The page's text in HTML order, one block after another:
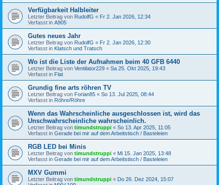
Verfügbarkeit Halbleiter
Letzter Beitrag von RudolfG « Fr 2. Jan 2026, 12:34
Verfasst in A905
Gutes neues Jahr
Letzter Beitrag von RudolfG « Fr 2. Jan 2026, 12:30
Verfasst in Klatsch und Tratsch
Wo ist die Liste der Aufnahmen beim 40 GFB 6440
Letzter Beitrag von Ventilator229 « Sa 25. Okt 2025, 19:43
Verfasst in Flat
Grundig fine arts röhren TV
Letzter Beitrag von Forian85 « So 13. Jul 2025, 08:44
Verfasst in Röhre/Röhre
Wenn das Wahrscheinliche ausgeschlossen ist, wird das
Unschwahrscheinliche wahrscheinlich.
Letzter Beitrag von timundstruppi « So 13. Apr 2025, 11:05
Verfasst in Gerade bei mir auf dem Arbeitstisch / Basteleien
RGB LED bei Minis
Letzter Beitrag von timundstruppi « Mi 15. Jan 2025, 13:48
Verfasst in Gerade bei mir auf dem Arbeitstisch / Basteleien
MXV Gummi
Letzter Beitrag von timundstruppi « Do 26. Dez 2024, 15:07